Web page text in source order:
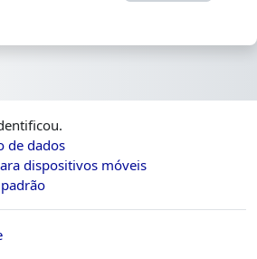
de dados
dispositivos móveis